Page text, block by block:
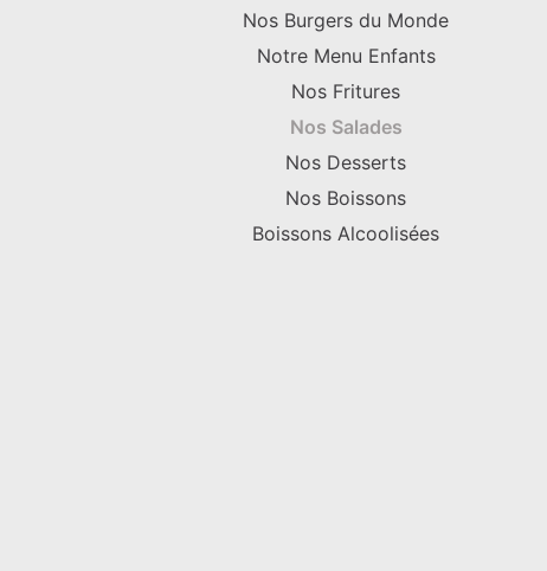
Nos Burgers du Monde
Notre Menu Enfants
Nos Fritures
Nos Salades
Nos Desserts
Nos Boissons
Boissons Alcoolisées